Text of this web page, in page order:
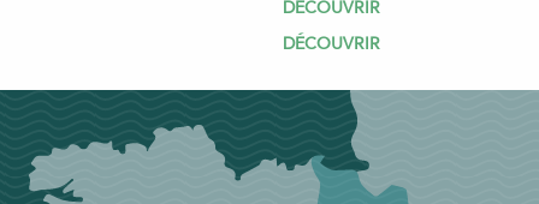
DÉCOUVRIR
DÉCOUVRIR